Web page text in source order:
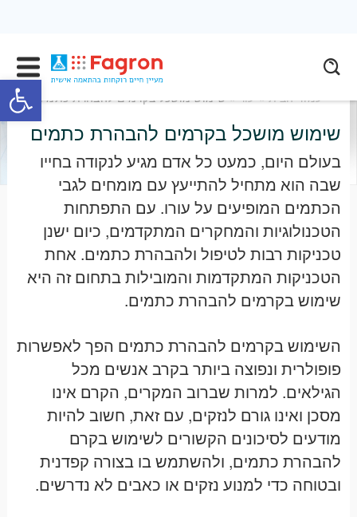
עמוד הבית»עור» שימוש מושכל בקרמים להבהרת כתמים
שימוש מושכל בקרמים להבהרת כתמים
בעולם היום, כמעט כל אדם מגיע לנקודה בחייו
שבה הוא מתחיל להתייעץ עם מומחים לגבי
הכתמים המופיעים על עורו. עם התפתחות
הטכנולוגיות והמחקרים המתקדמים, כיום ישנן
טכניקות רבות לטיפול ולהבהרת כתמים. אחת
הטכניקות המתקדמות והמובילות בתחום זה היא
שימוש בקרמים להבהרת כתמים.
השימוש בקרמים להבהרת כתמים הפך לאפשרות
פופולרית ונפוצה ביותר בקרב אנשים מכל
הגילאים. למרות שברוב המקרים, הקרם אינו
מסכן ואינו גורם לנזקים, עם זאת, חשוב להיות
מודעים לסיכונים הקשורים לשימוש בקרם
להבהרת כתמים, ולהשתמש בו בצורה קפדנית
ובטוחה כדי למנוע נזקים או כאבים לא נדרשים.